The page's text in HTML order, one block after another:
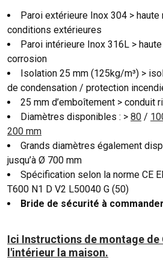
Paroi extérieure Inox 304 >
conditions extérieures
Paroi intérieure Inox 316L >
corrosion
Isolation 25 mm (125kg/m³) >
de condensation / protection
25 mm d’emboîtement > conduit
Diamètres disponibles : > 80 /
200 mm
Grands diamètres également
jusqu’à Ø 700 mm
Spécification selon la norme CE
T600 N1 D V2 L50040 G (50)
Bride de sécurité à
Ici Instructions de montage de
l'intérieur la maison.